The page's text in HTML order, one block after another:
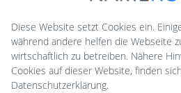
Diese Website setzt Cookies ein.
während andere helfen die Webseite
wirtschaftlich zu betreiben. Nähere
Cookies auf dieser Website, finden
Datenschutzerklärung.